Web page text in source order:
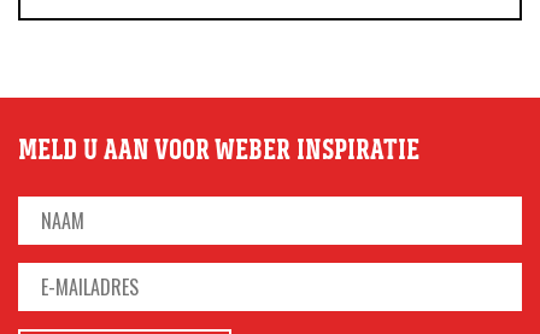
MELD U AAN VOOR WEBER INSPIRATIE